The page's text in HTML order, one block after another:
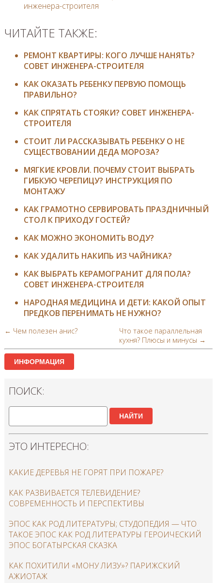
инженера-строителя
ЧИТАЙТЕ ТАКЖЕ:
РЕМОНТ КВАРТИРЫ: КОГО ЛУЧШЕ НАНЯТЬ?
СОВЕТ ИНЖЕНЕРА-СТРОИТЕЛЯ
КАК ОКАЗАТЬ РЕБЕНКУ ПЕРВУЮ ПОМОЩЬ
ПРАВИЛЬНО?
КАК СПРЯТАТЬ СТОЯКИ? СОВЕТ ИНЖЕНЕРА-
СТРОИТЕЛЯ
СТОИТ ЛИ РАССКАЗЫВАТЬ РЕБЕНКУ О НЕ
СУЩЕСТВОВАНИИ ДЕДА МОРОЗА?
МЯГКИЕ КРОВЛИ. ПОЧЕМУ СТОИТ ВЫБРАТЬ
ГИБКУЮ ЧЕРЕПИЦУ? ИНСТРУКЦИЯ ПО
МОНТАЖУ
КАК ГРАМОТНО СЕРВИРОВАТЬ ПРАЗДНИЧНЫЙ
СТОЛ К ПРИХОДУ ГОСТЕЙ?
КАК МОЖНО ЭКОНОМИТЬ ВОДУ?
КАК УДАЛИТЬ НАКИПЬ ИЗ ЧАЙНИКА?
КАК ВЫБРАТЬ КЕРАМОГРАНИТ ДЛЯ ПОЛА?
СОВЕТ ИНЖЕНЕРА-СТРОИТЕЛЯ
НАРОДНАЯ МЕДИЦИНА И ДЕТИ: КАКОЙ ОПЫТ
ПРЕДКОВ ПЕРЕНИМАТЬ НЕ НУЖНО?
← Чем полезен анис?
Что такое параллельная
кухня? Плюсы и минусы →
ИНФОРМАЦИЯ
ПОИСК:
НАЙТИ
ЭТО ИНТЕРЕСНО:
КАКИЕ ДЕРЕВЬЯ НЕ ГОРЯТ ПРИ ПОЖАРЕ?
КАК РАЗВИВАЕТСЯ ТЕЛЕВИДЕНИЕ?
СОВРЕМЕННОСТЬ И ПЕРСПЕКТИВЫ
ЭПОС КАК РОД ЛИТЕРАТУРЫ; СТУДОПЕДИЯ — ЧТО
ТАКОЕ ЭПОС КАК РОД ЛИТЕРАТУРЫ ГЕРОИЧЕСКИЙ
ЭПОС БОГАТЫРСКАЯ СКАЗКА
КАК ПОХИТИЛИ «МОНУ ЛИЗУ»? ПАРИЖСКИЙ
АЖИОТАЖ